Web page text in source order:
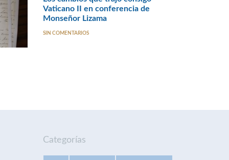
Vaticano II en conferencia de
Monseñor Lizama
SIN COMENTARIOS
Categorías